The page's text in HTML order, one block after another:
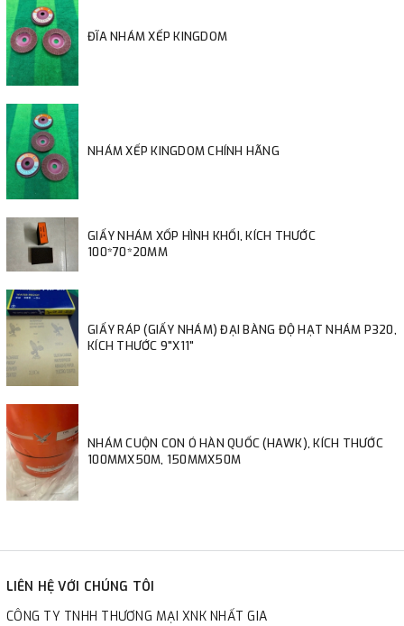
ĐĨA NHÁM XẾP KINGDOM
NHÁM XẾP KINGDOM CHÍNH HÃNG
GIẤY NHÁM XỐP HÌNH KHỐI, KÍCH THƯỚC
100*70*20MM
GIẤY RÁP (GIẤY NHÁM) ĐẠI BÀNG ĐỘ HẠT NHÁM P320,
KÍCH THƯỚC 9"X11"
NHÁM CUỘN CON Ó HÀN QUỐC (HAWK), KÍCH THƯỚC
100MMX50M, 150MMX50M
LIÊN HỆ VỚI CHÚNG TÔI
CÔNG TY TNHH THƯƠNG MẠI XNK NHẤT GIA